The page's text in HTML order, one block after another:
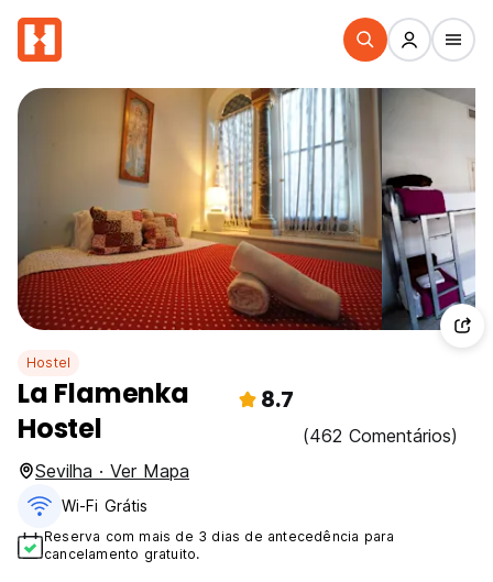
Hostel
La Flamenka
Hostel
8.7
(462 Comentários)
Sevilha · Ver Mapa
Wi-Fi Grátis
Reserva com mais de 3 dias de antecedência para
cancelamento gratuito.